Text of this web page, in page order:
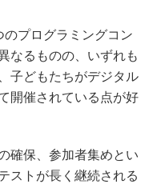
プログラミングコン
なるものの、いずれも
子どもたちがデジタル
開催されている点が好
確保、参加者集めとい
ストが長く継続される